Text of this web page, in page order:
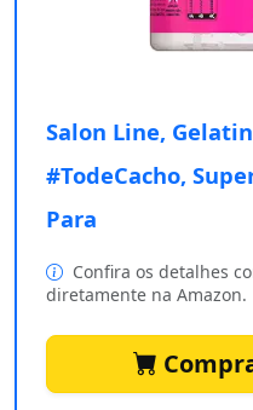
Salon Line,
#TodeCacho,
Para
Confira os detalhes
diretamente na Amazon.